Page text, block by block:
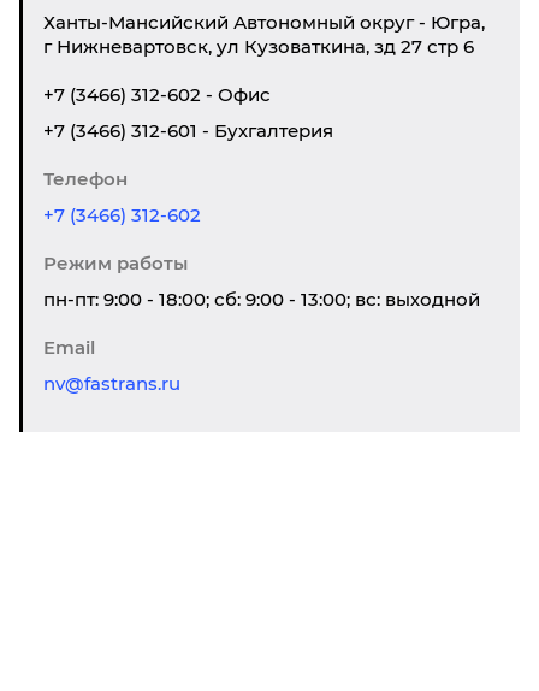
Ханты-Мансийский Автономный округ - Югра,
г Нижневартовск, ул Кузоваткина, зд 27 стр 6
+7 (3466) 312-602 - Офис
+7 (3466) 312-601 - Бухгалтерия
Телефон
+7 (3466) 312-602
Режим работы
пн-пт: 9:00 - 18:00; сб: 9:00 - 13:00; вс: выходной
Email
nv@fastrans.ru